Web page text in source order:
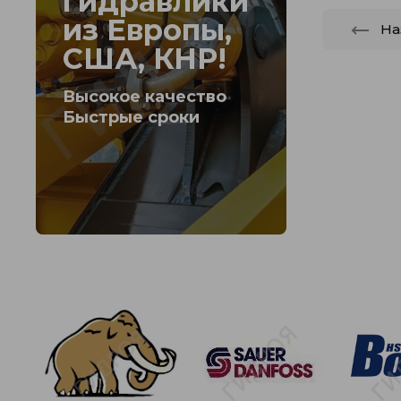
из Европы,
США, КНР!
Высокое качество
Быстрые сроки